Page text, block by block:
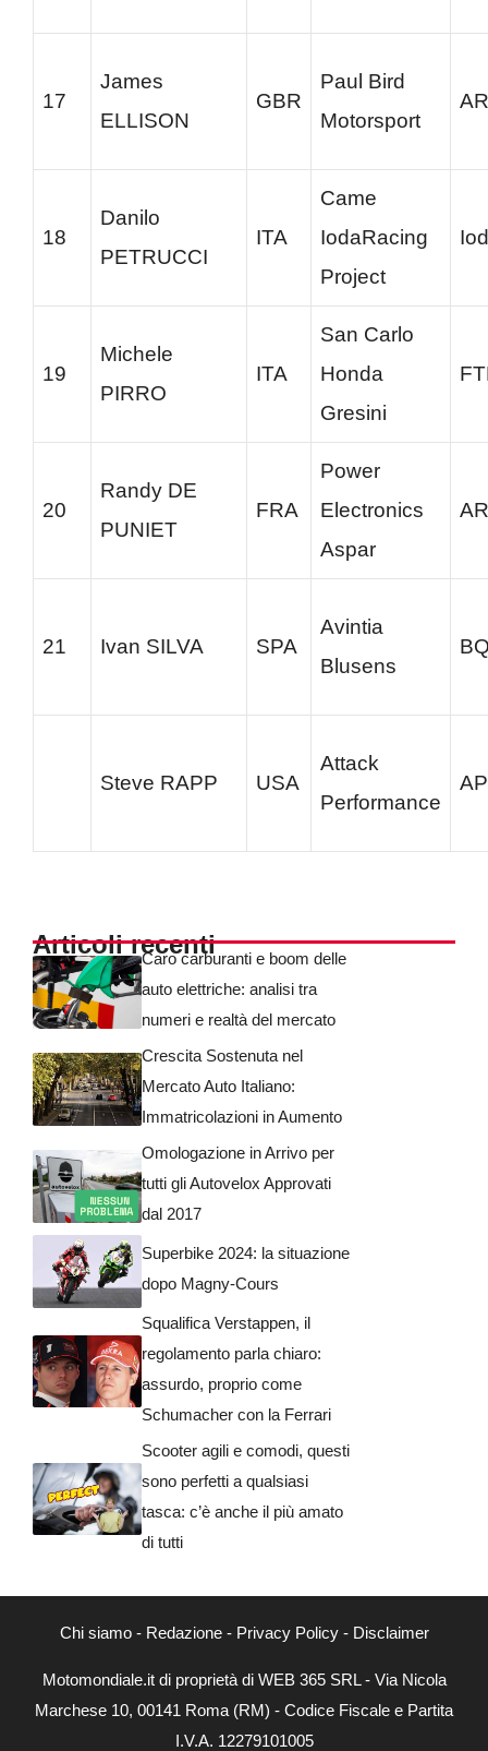
17
James
ELLISON
GBR
Paul Bird
Motorsport
18
Danilo
PETRUCCI
ITA
Came
IodaRacing
Project
19
Michele
PIRRO
ITA
San Carlo
Honda
Gresini
20
Randy DE
PUNIET
FRA
Power
Electronics
Aspar
21 Ivan SILVA SPA
Avintia
Blusens
Steve RAPP USA
Attack
Performance
Articoli recentiCaro carburanti e boom delle
auto elettriche: analisi tra
numeri e realtà del mercato
Crescita Sostenuta nel
Mercato Auto Italiano:
Immatricolazioni in Aumento
Omologazione in Arrivo per
tutti gli Autovelox Approvati
dal 2017
Superbike 2024: la situazione
dopo Magny-Cours
Squalifica Verstappen, il
regolamento parla chiaro:
assurdo, proprio come
Schumacher con la Ferrari
Scooter agili e comodi, questi
sono perfetti a qualsiasi
tasca: c’è anche il più amato
di tutti
Chi siamo- Redazione- Privacy Policy- Disclaimer
Motomondiale.it di proprietà di WEB 365 SRL - Via Nicola
Marchese 10, 00141 Roma (RM) - Codice Fiscale e Partita
I.V.A. 12279101005